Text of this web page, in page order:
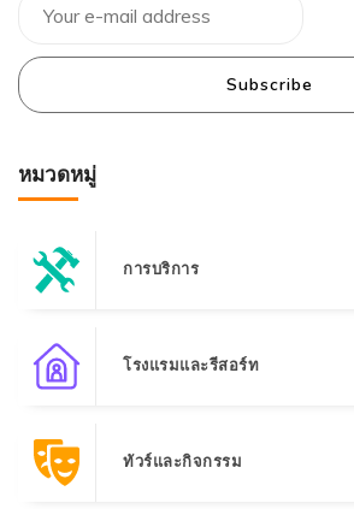
Subscribe
หมวดหมู่
การบริการ
โรงแรมและรีสอร์ท
ทัวร์และกิจกรรม